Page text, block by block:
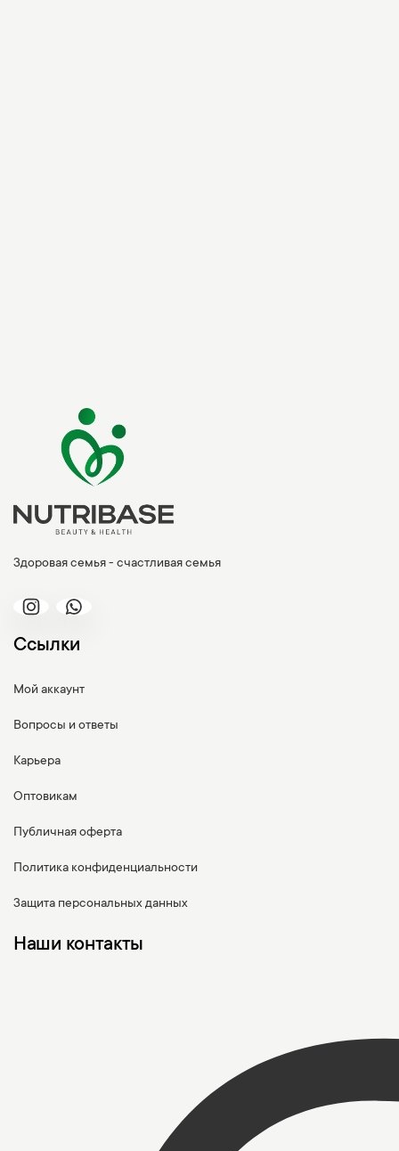
Здоровая семья - счастливая семья
Ссылки
Мой аккаунт
Вопросы и ответы
Карьера
Оптовикам
Публичная оферта
Политика конфиденциальности
Защита персональных данных
Наши контакты